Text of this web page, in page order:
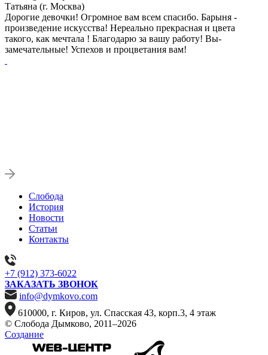
Татьяна (г. Москва)
Дорогие девочки! Огромное вам всем спасибо. Барыня -
произведение искусства! Нереально прекрасная и цвета
такого, как мечтала ! Благодарю за вашу работу! Вы-
замечательные! Успехов и процветания вам!
Слобода
История
Новости
Статьи
Контакты
+7 (912) 373-6022
ЗАКАЗАТЬ ЗВОНОК
info@dymkovo.com
610000, г. Киров, ул. Спасская 43, корп.3, 4 этаж
© Слобода Дымково, 2011–2026
Создание